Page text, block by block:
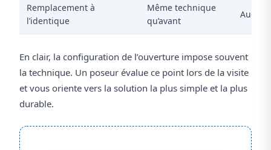
Remplacement à
l’identique
Même technique
qu’avant
En clair, la configuration de l’ouverture impose souvent
la technique. Un poseur évalue ce point lors de la visite
et vous oriente vers la solution la plus simple et la plus
durable.